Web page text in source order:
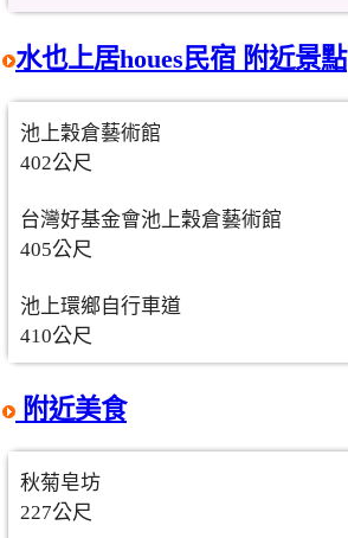
水也上居houes民宿 附近景點
池上穀倉藝術館
402公尺
台灣好基金會池上穀倉藝術館
405公尺
池上環鄉自行車道
410公尺
附近美食
秋菊皂坊
227公尺